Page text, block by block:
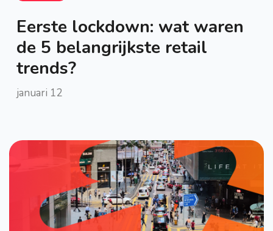
Eerste lockdown: wat waren
de 5 belangrijkste retail
trends?
januari 12